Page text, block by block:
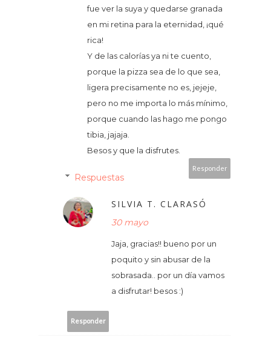
fue ver la suya y quedarse granada
en mi retina para la eternidad, ¡qué
rica!
Y de las calorías ya ni te cuento,
porque la pizza sea de lo que sea,
ligera precisamente no es, jejeje,
pero no me importa lo más mínimo,
porque cuando las hago me pongo
tibia, jajaja.
Besos y que la disfrutes.
Responder
Respuestas
SILVIA T. CLARASÓ
30 mayo
Jaja, gracias!! bueno por un
poquito y sin abusar de la
sobrasada.. por un día vamos
a disfrutar! besos :)
Responder